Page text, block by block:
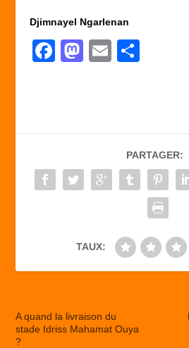
Djimnayel Ngarlenan
F
b
o
o
M
d
o
n
E
er
PARTAGER:
TAUX:
A quand la livraison du
stade Idriss Mahamat Ouya
?